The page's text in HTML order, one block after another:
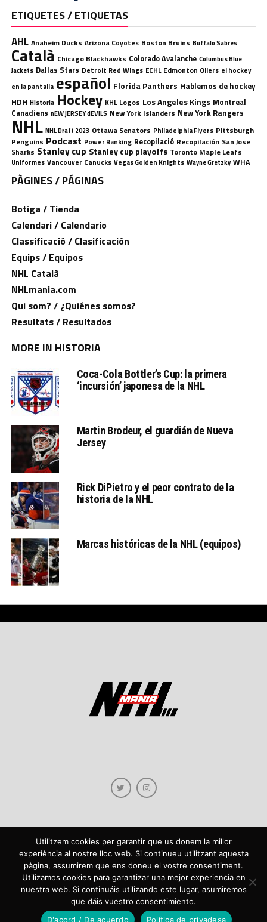
ETIQUETES / ETIQUETAS
AHL Anaheim Ducks Arizona Coyotes Boston Bruins Buffalo Sabres
Català Chicago Blackhawks Colorado Avalanche Columbus Blue
Jackets Dallas Stars Detroit Red Wings ECHL Edmonton Oilers el hockey
en la pantalla español Florida Panthers Hablemos de hockey
HDH Historia Hockey KHL Logos Los Angeles Kings Montreal
Canadiens nEW jERSEY dEVILS New York Islanders New York Rangers
NHL NHL Draft 2023 Ottawa Senators Philadelphia Flyers Pittsburgh
Penguins Podcast Power Ranking Recopilació Recopilación San Jose
Sharks Stanley cup Stanley cup playoffs Toronto Maple Leafs
Uniformes Vancouver Canucks Vegas Golden Knights Wayne Gretzky WHA
PÀGINES / PÁGINAS
Botiga / Tienda
Calendari / Calendario
Classificació / Clasificación
Equips / Equipos
NHL Català
NHLmania.com
Qui som? / ¿Quiénes somos?
Resultats / Resultados
MORE IN HISTORIA
Coca-Cola Bottler’s Cup: la primera
‘incursión’ japonesa de la NHL
Martin Brodeur, el guardián de Nueva
Jersey
Rick DiPietro y el peor contrato de la
historia de la NHL
Marcas históricas de la NHL (equipos)
Copyright © 2021 NHLmania.com. Tots els drets reservats / Todos los derechos
reservados. NHLmania és una web dedicada a la difusió de contingut sobre la
NHL, tant en català com en castellà. L'escut de NHLmania.com és propietat de la
web en qüestió. NHLmania es una web dedicada a la difusión de contenido sobre
la NHL, tanto en español como en catalán. El escudo deNHLmania.com es
propiedad de dicha web.
Utilitzem cookies per garantir que us donem la millor
experiència al nostre lloc web. Si continueu utilitzant aquesta
pàgina, assumirem que ens doneu el vostre consentiment.
Utilizamos cookies para garantizar una mejor experiencia en
nuestra web. Si continuáis utilizando este lugar, asumiremos
que dáis vuestro consentimiento.
D'acord / De acuerdo
Política de privadesa